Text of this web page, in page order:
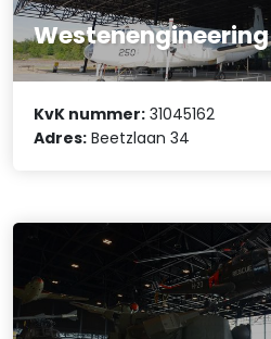
Westenengineering
KvK nummer: 31045162
Adres: Beetzlaan 34